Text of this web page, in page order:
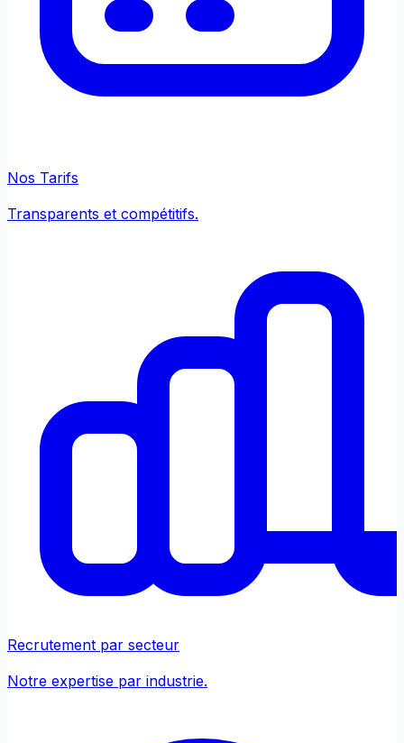
Nos Tarifs
Transparents et compétitifs.
Recrutement par secteur
Notre expertise par industrie.